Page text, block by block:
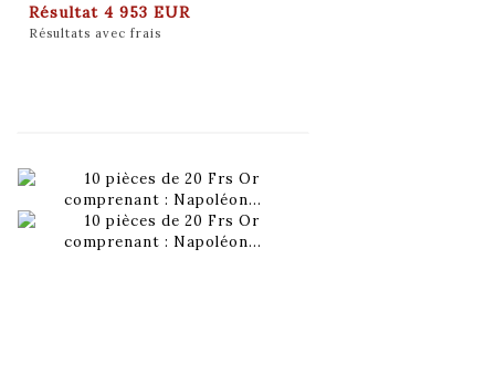
Résultat 4 953 EUR
Résultats avec frais